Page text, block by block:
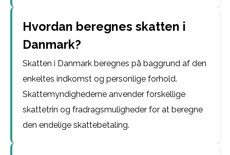
Hvordan beregnes skatten i
Danmark?
Skatten i Danmark beregnes på baggrund af den
enkeltes indkomst og personlige forhold.
Skattemyndighederne anvender forskellige
skattetrin og fradragsmuligheder for at beregne
den endelige skattebetaling.